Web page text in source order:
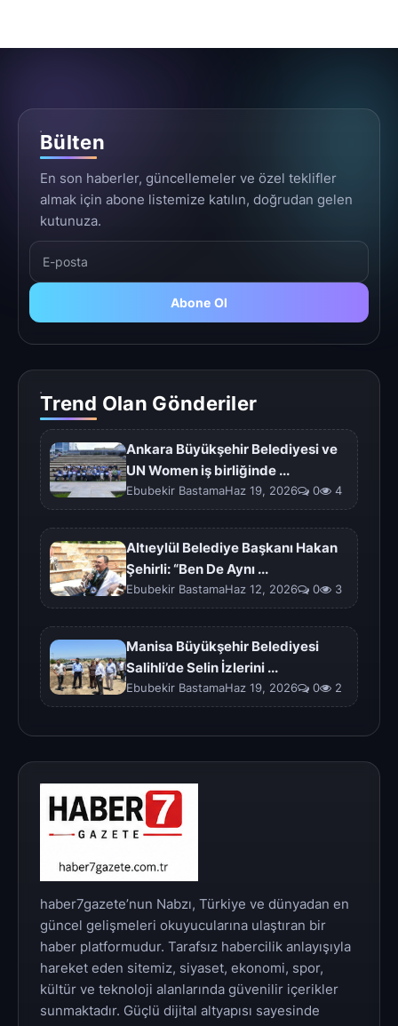
Bülten
En son haberler, güncellemeler ve özel teklifler
almak için abone listemize katılın, doğrudan gelen
kutunuza.
Abone Ol
Trend Olan Gönderiler
Ankara Büyükşehir Belediyesi ve
UN Women iş birliğinde ...
Ebubekir BastamaHaz 19, 2026 0 4
Altıeylül Belediye Başkanı Hakan
Şehirli: “Ben De Aynı ...
Ebubekir BastamaHaz 12, 2026 0 3
Manisa Büyükşehir Belediyesi
Salihli’de Selin İzlerini ...
Ebubekir BastamaHaz 19, 2026 0 2
haber7gazete’nun Nabzı, Türkiye ve dünyadan en
güncel gelişmeleri okuyucularına ulaştıran bir
haber platformudur. Tarafsız habercilik anlayışıyla
hareket eden sitemiz, siyaset, ekonomi, spor,
kültür ve teknoloji alanlarında güvenilir içerikler
sunmaktadır. Güçlü dijital altyapısı sayesinde